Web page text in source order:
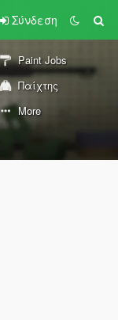
Σύνδεση
Paint Jobs
Παίχτης
More